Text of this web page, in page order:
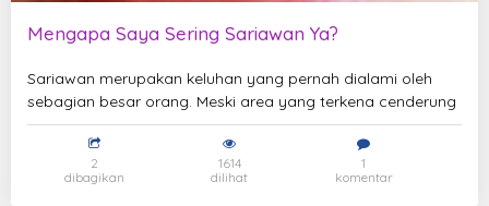
Mengapa Saya Sering Sariawan Ya?
Sariawan merupakan keluhan yang pernah dialami oleh
sebagian besar orang. Meski area yang terkena cenderung
2
dibagikan
1614
dilihat
1
komentar